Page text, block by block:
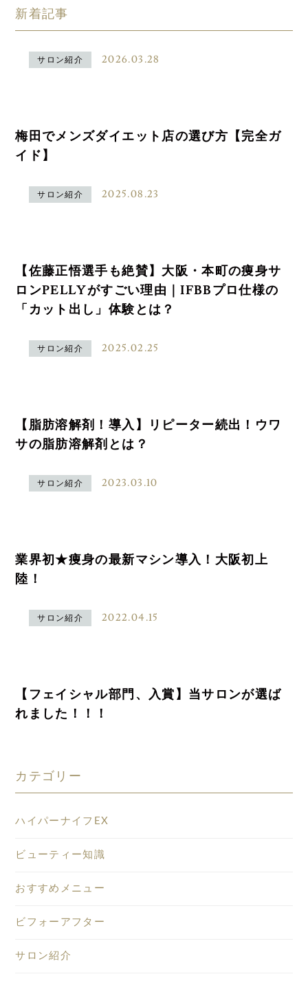
新着記事
サロン紹介 2026.03.28
梅田でメンズダイエット店の選び方【完全ガ
イド】
サロン紹介 2025.08.23
【佐藤正悟選手も絶賛】大阪・本町の痩身サ
ロンPELLYがすごい理由｜IFBBプロ仕様の
「カット出し」体験とは？
サロン紹介 2025.02.25
【脂肪溶解剤！導入】リピーター続出！ウワ
サの脂肪溶解剤とは？
サロン紹介 2023.03.10
業界初★痩身の最新マシン導入！大阪初上
陸！
サロン紹介 2022.04.15
【フェイシャル部門、入賞】当サロンが選ば
れました！！！
カテゴリー
ハイパーナイフEX
ビューティー知識
おすすめメニュー
ビフォーアフター
サロン紹介